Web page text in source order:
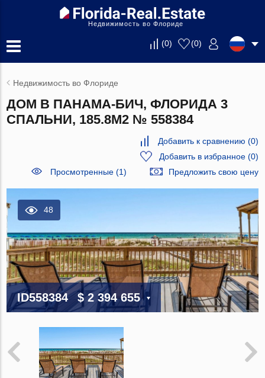
Недвижимость во Флориде
(0) (0)
Недвижимость во Флориде
ДОМ В ПАНАМА-БИЧ, ФЛОРИДА 3
СПАЛЬНИ, 185.8М2 № 558384
Добавить к сравнению (0)
Добавить в избранное(0)
Просмотренные (1)
Предложить свою цену
48
ID558384 $ 2 394 655